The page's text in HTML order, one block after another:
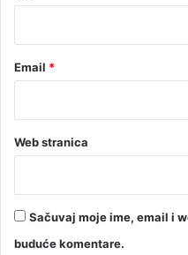
Email *
Web stranica
Sačuvaj moje ime, email i
buduće komentare.